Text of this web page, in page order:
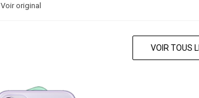
Voir original
VOIR TOUS